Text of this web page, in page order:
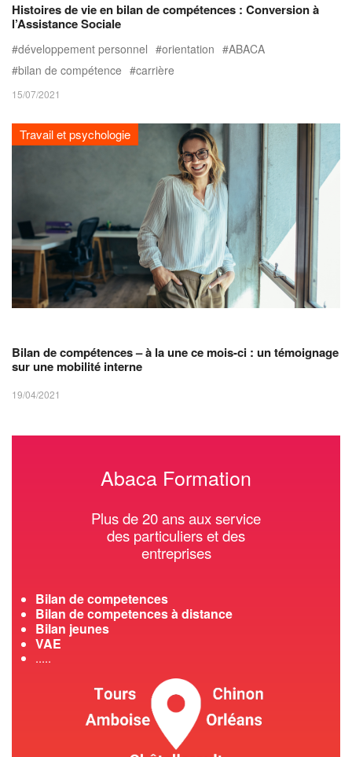
Histoires de vie en bilan de compétences : Conversion à
l’Assistance Sociale
développement personnel orientation
ABACA
bilan de compétence
carrière
15/07/2021
Travail et psychologie
Bilan de compétences – à la une ce mois-ci : un témoignage
sur une mobilité interne
19/04/2021
Abaca Formation
Plus de 20 ans aux service
des particuliers et des
entreprises
Bilan de competences
Bilan de competences à distance
Bilan jeunes
VAE
.....